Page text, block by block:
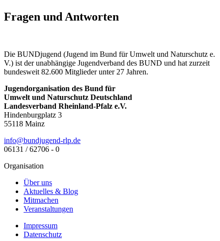
Fragen und Antworten
Die BUNDjugend (Jugend im Bund für Umwelt und Naturschutz e.
V.) ist der unabhängige Jugendverband des BUND und hat zurzeit
bundesweit 82.600 Mitglieder unter 27 Jahren.
Jugendorganisation des Bund für
Umwelt und Naturschutz Deutschland
Landesverband Rheinland-Pfalz e.V.
Hindenburgplatz 3
55118 Mainz
ed.plr-dnegujdnub@ofni
06131 / 62706 - 0
Organisation
Über uns
Aktuelles & Blog
Mitmachen
Veranstaltungen
Impressum
Datenschutz